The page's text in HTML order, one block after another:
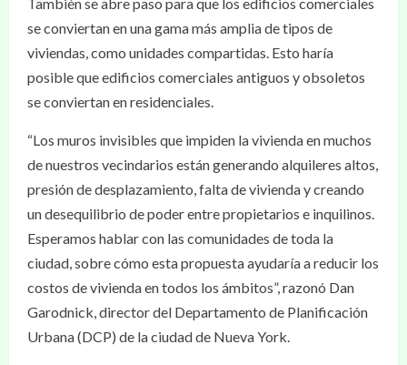
se conviertan en una gama más amplia de tipos de
viviendas, como unidades compartidas. Esto haría
posible que edificios comerciales antiguos y obsoletos
se conviertan en residenciales.
“Los muros invisibles que impiden la vivienda en muchos
de nuestros vecindarios están generando alquileres altos,
presión de desplazamiento, falta de vivienda y creando
un desequilibrio de poder entre propietarios e inquilinos.
Esperamos hablar con las comunidades de toda la
ciudad, sobre cómo esta propuesta ayudaría a reducir los
costos de vivienda en todos los ámbitos”, razonó Dan
Garodnick, director del Departamento de Planificación
Urbana (DCP) de la ciudad de Nueva York.